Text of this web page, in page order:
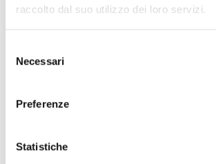
raccolto dal suo utilizzo dei loro servizi.
delNecessari
Preferenze
Statistiche